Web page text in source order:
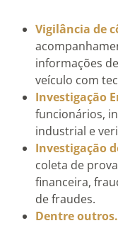
Vigilância de
informações
veículo com
Investigação
funcionários,
industrial e
Investigação
coleta de
financeira,
de fraudes.
Dentre outros.